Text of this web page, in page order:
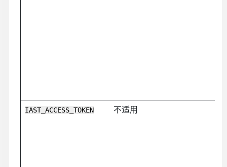
IAST_ACCESS_TOKEN 不适用